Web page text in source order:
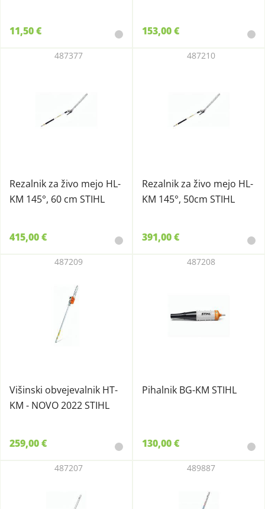
11,50 € 153,00 €
Rezalnik za živo mejo HL-
KM 145°, 60 cm STIHL
487377
415,00 €
Rezalnik za živo mejo HL-
KM 145°, 50cm STIHL
487210
391,00 €
Višinski obvejevalnik HT-
KM - NOVO 2022 STIHL
487209
259,00 €
Pihalnik BG-KM STIHL
487208
130,00 €
487207 489887